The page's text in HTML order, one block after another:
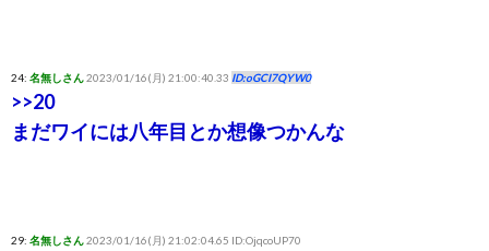
24: 名無しさん2023/01/16(月) 21:00:40.33 ID:oGCI7QYW0
>>20
まだワイには八年目とか想像つかんな
29: 名無しさん2023/01/16(月) 21:02:04.65 ID:OjqcoUP70